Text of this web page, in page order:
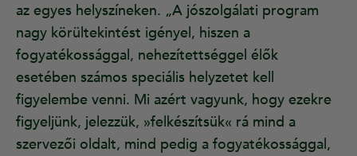
az egyes helyszíneken. „A jószolgálati program
nagy körültekintést igényel, hiszen a
fogyatékossággal, nehezítettséggel élők
esetében számos speciális helyzetet kell
figyelembe venni. Mi azért vagyunk, hogy ezekre
figyeljünk, jelezzük, »felkészítsük« rá mind a
szervezői oldalt, mind pedig a fogyatékossággal,